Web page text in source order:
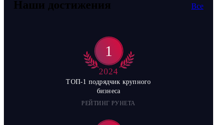
Наши достижения Все
1
2024
ТОП-1 подрядчик крупного
бизнеса
РЕЙТИНГ РУНЕТА